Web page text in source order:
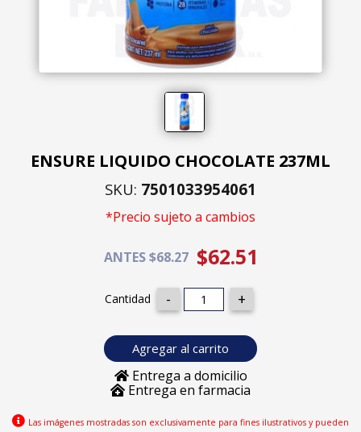
ENSURE LIQUIDO CHOCOLATE 237ML
SKU: 7501033954061
*Precio sujeto a cambios
ANTES $68.27 $62.51
Cantidad
Agregar al carrito
Entrega a domicilio
Entrega en farmacia
Las imágenes mostradas son exclusivamente para fines ilustrativos y pueden